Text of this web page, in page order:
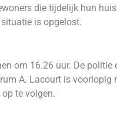
die tijdelijk hun
is opgelost.
om 16.26 uur. De
A. Lacourt is
te volgen.